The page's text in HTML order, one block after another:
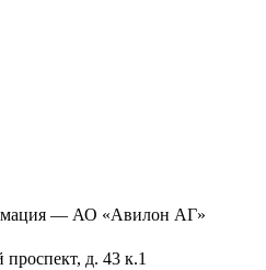
— АО «Авилон АГ»
д. 43 к.1